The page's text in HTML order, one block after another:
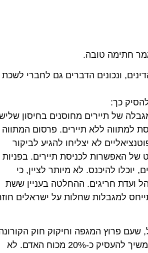
טובה.
ונכונים הדברים גם לחברי לשכת
כך:
תיירים מחוסנים בחיסון שלישי או
ללא תיירים. פרסום המתווה על
לא יצליחו להגיע לביקור
לכניסת תיירים. בפניות
להיכנס. לא מיותר לציין, כי
באמצעות נוהל ועדת חריגים. ההחלטה בעניין ששת
למגבלות שחלות על ישראלים חוזרים.
פרוץ המגפה וחיקוק חוק הקורונה,
שכלל את האפשרות להוציא את העובדים לחל״ת ע״ח המדינה, ביקש מהמדינה שתסייע בידו להמשיך להעסיק כ-20% מכוח האדם. לא